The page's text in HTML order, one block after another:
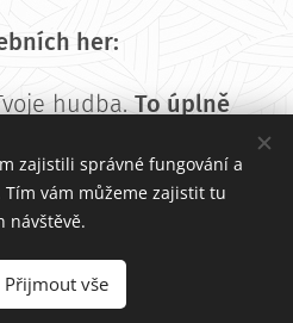
her:
hudba.To úplně
Kubiš
zajistili správné fungování a
vám můžeme zajistit tu
návštěvě.
Přijmout vše